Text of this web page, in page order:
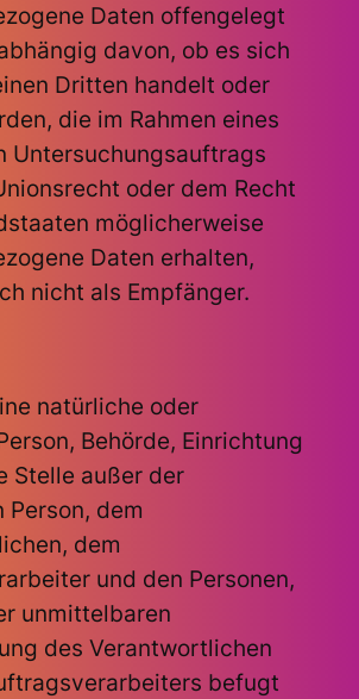
Daten offengelegt
davon, ob es sich
Dritten handelt oder
die im Rahmen eines
Untersuchungsauftrags
oder dem Recht
möglicherweise
Daten erhalten,
nicht als Empfänger.
natürliche oder
Behörde, Einrichtung
Stelle außer der
dem
dem
und den Personen,
unmittelbaren
des Verantwortlichen
befugt